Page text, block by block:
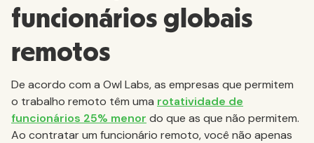
funcionários globais
remotos
De acordo com a Owl Labs, as empresas que permitem
o trabalho remoto têm uma rotatividade de
funcionários 25% menor do que as que não permitem.
Ao contratar um funcionário remoto, você não apenas